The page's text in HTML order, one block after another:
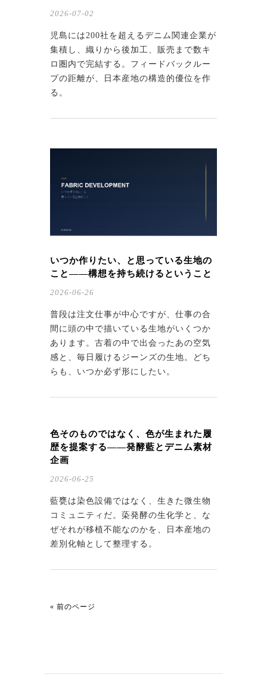
2026-07-02
児島には200社を超えるデニム関連企業が
集積し、織りから後加工、販売まで数キ
ロ圏内で完結する。フィードバックルー
プの距離が、日本産地の構造的優位を作
る。
いつか作りたい、と思っている生地の
こと——構想を持ち続けるということ
2026-06-26
普段は注文仕事が中心ですが、仕事の合
間に頭の中で描いている生地がいくつか
あります。古着の中で出会ったあの空気
感と、毎日履けるジーンズの生地。どち
らも、いつか必ず形にしたい。
色そのものではなく、色が生まれた履
歴を提案する——発酵藍とデニム素材
企画
2026-06-25
藍甕は染色設備ではなく、生きた微生物
コミュニティだ。蒅発酵の生化学と、な
ぜそれが移植不能なのかを、日本産地の
差別化軸として整理する。
« 前のページ